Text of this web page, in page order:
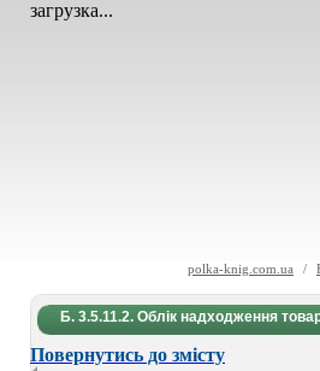
загрузка...
polka-knig.com.ua /
Б. 3.5.11.2. Облік надходження
Повернутись до змісту